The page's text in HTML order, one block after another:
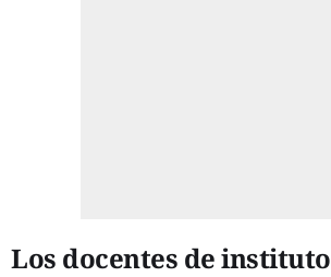
Los docentes de